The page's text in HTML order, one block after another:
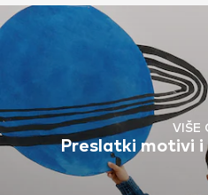
VIŠE
Preslatki motivi i